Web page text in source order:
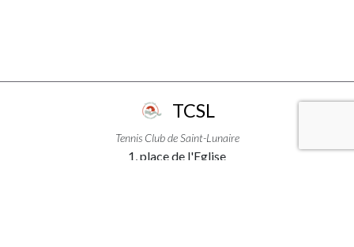
TCSL
Tennis Club de Saint-Lunaire
1, place de l'Eglise